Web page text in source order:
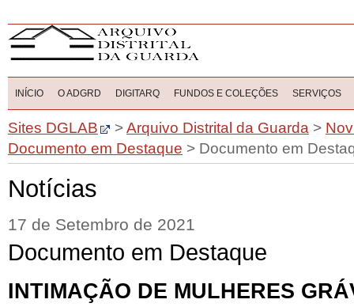
INÍCIO O ADGRD DIGITARQ FUNDOS E COLEÇÕES SERVIÇOS
Sites DGLAB >Arquivo Distrital da Guarda >
Documento em Destaque > Documento em
Notícias
17 de Setembro de 2021
Documento em Destaque
INTIMAÇÃO DE MULHERES